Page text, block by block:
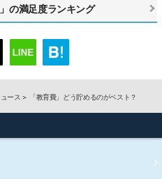
の満足度ランキング
ース 「教育費」どう貯めるのがベスト？